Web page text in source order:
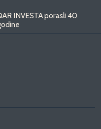
INVESTA porasli 40